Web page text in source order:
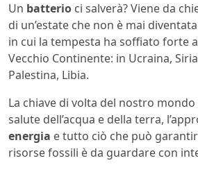
Un batterio ci salverà? Viene da
di un’estate che non è mai
in cui la tempesta ha soffiato forte
Vecchio Continente: in Ucraina,
Palestina, Libia.
La chiave di volta del nostro mondo
salute dell’acqua e della terra,
energia e tutto ciò che può
risorse fossili è da guardare con